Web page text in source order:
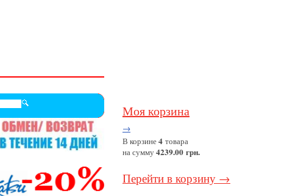
Моя корзина
→
В корзине4 товара
на сумму4239.00 грн.
Перейти в корзину →